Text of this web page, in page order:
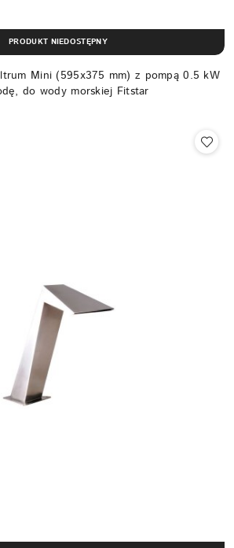
Mini (595x375 mm) z pompą 0.5 kW
do wody morskiej Fitstar
PRODUKT NIEDOSTĘPNY